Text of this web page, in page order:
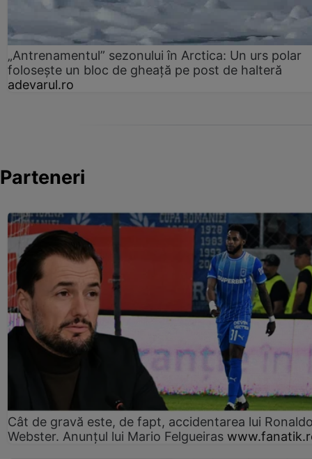
„Antrenamentul” sezonului în Arctica: Un urs polar
folosește un bloc de gheață pe post de halteră
adevarul.ro
Parteneri
Cât de gravă este, de fapt, accidentarea lui
Webster. Anunțul lui Mario Felgueiras